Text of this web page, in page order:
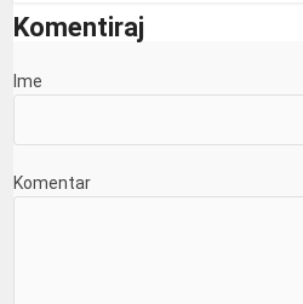
Komentiraj
Ime
Komentar